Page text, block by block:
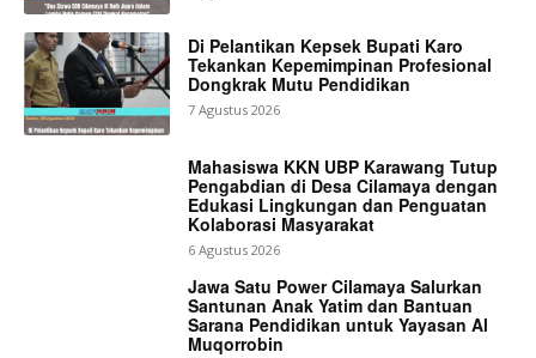
Di Pelantikan Kepsek Bupati Karo
Tekankan Kepemimpinan Profesional
Dongkrak Mutu Pendidikan
7 Agustus 2026
Mahasiswa KKN UBP Karawang Tutup
Pengabdian di Desa Cilamaya dengan
Edukasi Lingkungan dan Penguatan
Kolaborasi Masyarakat
6 Agustus 2026
Jawa Satu Power Cilamaya Salurkan
Santunan Anak Yatim dan Bantuan
Sarana Pendidikan untuk Yayasan Al
Muqorrobin